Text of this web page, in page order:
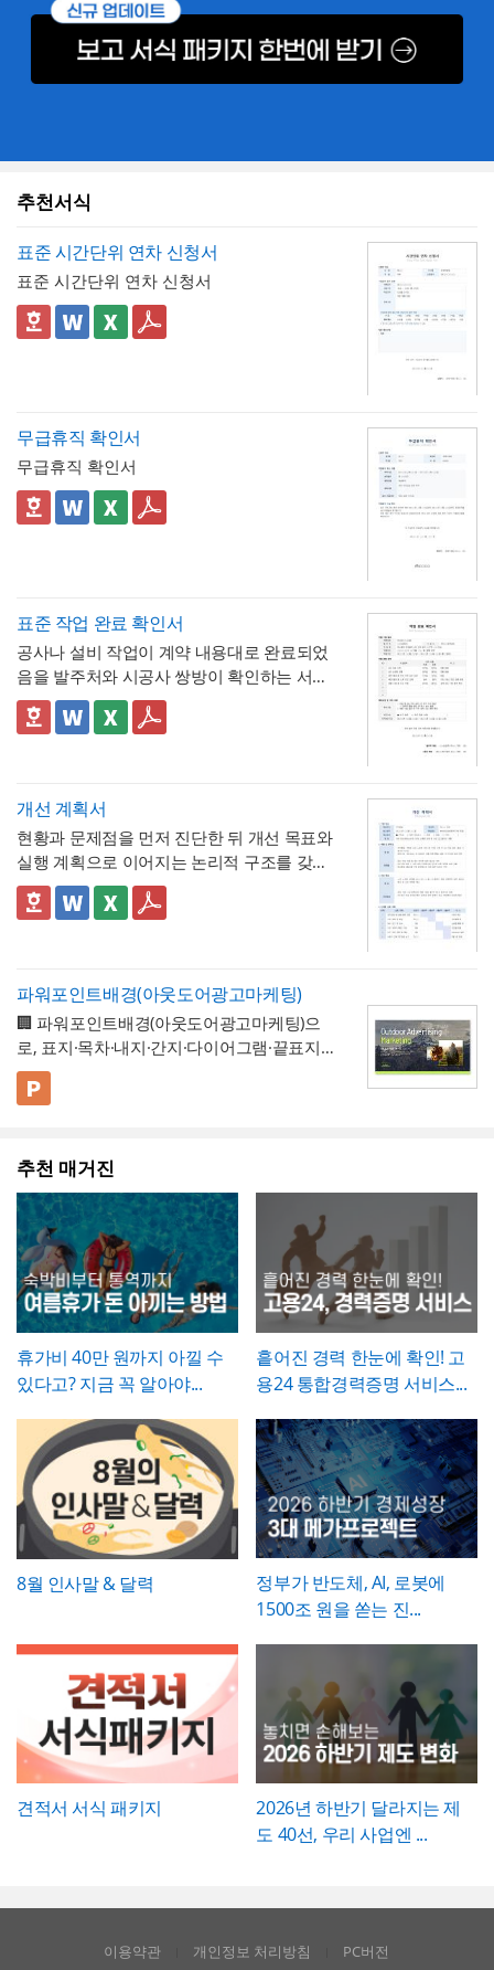
추천서식
표준 시간단위 연차 신청서
표준 시간단위 연차 신청서
무급휴직 확인서
무급휴직 확인서
표준 작업 완료 확인서
공사나 설비 작업이 계약 내용대로 완료되었
음을 발주처와 시공사 쌍방이 확인하는 서식
입니다. 작업항목별로 계획 수량과 완료 수량
을 나란히 대조하고, 하자 여부와 하자보증기
증할 수 있는 것이 특징입니다.
✅ 계획 대비 완료 수량 검증 및 하자 확인 관
다면 반드시 비고란에 그 사유(예 : 설계 변경,
현장 여건상 수량 조정 등)를 구체적으로 기재
해야 하며, 임의로 수량을 맞춰 기재하는 일이
없도록 해야 합니다. 하자여부를 "하자 없
음"으로 확인하는 경우에도 하자보증기간 내
에 새로운 하자가 발견될 수 있으므로, 이 확
두 명확히 인지하고 있어야 합니다.
💡 작성 팁
작업 완료 확인서는계획과 완료의 정확한 대
조가 가장 중요 하므로, 현장 실사를 통해 실제
완료된 개소·수량을 정확히 확인한 뒤 계획 수
고란에 그 사유를 구체적으로 남겨, 나중에 왜
수량 차이가 발생했는지 근거를 확인할 수 있
도록 하는 것이 중요합니다. 특이사항란에는
배선 등)과 그에 대한 처리 결과를 함께 기록
랍니다. 하자여부는 실제 현장 점검 결과에 따
용을 구체적으로 기재해 향후 보수 책임의 근
거로 삼을 수 있도록 하는 것이 좋습니다. 마
지막으로 발주처와 시공사 양측의 서명은 실
제 현장 검수에 참여한 담당자가 직접 하도록
하여, 이 확인서가 형식적 서류가 아니라 실질
적인 검증을 거친 문서로서의 효력을 갖도록
관리하시기 바랍니다.
개선 계획서
현황과 문제점을 먼저 진단한 뒤 개선 목표와
실행 계획으로 이어지는 논리적 구조를 갖춘
업무 개선 보고서입니다. 개선분야를 IT·전산,
업무 프로세스, 안전, 품질 등으로 체크박스
👔 이 서식의 구성 특징
개선 과제를 하나의 표준 양식으로 통일 관리
가능
- 현황 및 문제점 섹션을 현황과 문제점으로
나누어 구성해, 단순 현상 나열이 아니라
개선이 필요한지 논리적 인과관계를 명확히
제시
- 개선 목표와 기대효과를 구분해, 무엇을 이
룰 것인지(목표)와 그 결과 무엇이 좋아지는지
(효과)를 별도로 서술함으로써 보고받는 결재
권자가
- 단계별 실행 계획표에 담당자와 주차별 일정
(0월0주~0월0주)을 매트릭스 형태로 배치해,
측면에서도 함께 검토
💡 작성 팁
개선 계획서는 현황과 문제점을 최대한 구체
적인 수치로 제시하는 것이 설득력의 핵심
입
니다. "노후화되었다", "느리다"처럼 막연한
표현 대신 실제 사용연수, 장애 발생 빈도, 소
요 시간 등 정량적 근거를 제시하면 개선의 필
요성이 훨씬 명확하게 전달됩니다. 개선 목표
는 문제점에서 언급한 리스크가 해소되는 방
향으로 구체적으로 서술하고, 기대효과는 가
능한 한 수치화(업무시간 단축 몇 시간, 만족
도 개선 등)해 목표와의 인과관계가 드러나도
록 작성하는 것이 좋습니다.
파워포인트배경(아웃도어광고마케팅)
🏢 파워포인트배경(아웃도어광고마케팅)으
로, 표지·목차·내지·간지·다이어그램·끝표지로
구성된 비즈니스 프레젠테이션 템플릿입니
다. 블랙 배경과 강렬한 라임그린 포인트 컬러
보를 전달할 수 있도록 디자인되었습니다. 내
지는 깔끔한 그레이 톤으로 정리되어 있어 복
잡한 내용도 가독성 있게 담을 수 있으며, 아
웃도어 광고 마케팅 제안서부터 미디어 매체
소개서, 광고 캠페인 기획안, 브랜드 마케팅
전략서까지 다양한 문서를 보기 쉽게 제작할
수 있습니다. 광고대행사의 옥외광고 매체 소
개, 브랜드의 캠페인 기획 발표, 마케팅 대행
제안, 미디어 플래닝 보고 자료 등 실무에 필
요한 내용을 효과적으로 정리할 수 있으며, 광
광고 업체 등 다양한 분야에서 활용하기 좋습
니다. 특히 임팩트 있고 트렌디한 톤으로 크리
에이티브한 인상을 남겨야 하는 실무자와 기
획자에게 추천하는 템플릿입니다.
💡 사용 꿀팁
케팅 대행 제안서 등으로 다양하게 활용할 수
있습니다.
▪️ 다이어그램 페이지를 활용하면 캠페인 진행
프로세스, 매체 집행 일정, 성과 지표 등을 한
눈에 보기 쉽게 정리할 수 있습니다.
▪️ 문구와 이미지 교체만으로 옥외광고 매체 제
안서, 브랜드 마케팅 전략서, 광고 실적 보고
자료 등 다양한 주제로 응용 가능합니다.
▪️ 블랙&라임그린의 강렬한 컬러 대비 덕분에
발표 자료를 만들 때 감각적이고 임팩트 있는
인상을 남길 수 있습니다.
* 해당 템플릿에 사용된 폰트는 [ Cafe24 PRO
Slim Max ] 입니다.
폰트가 없을 경우 기본 폰트로 보입니다.
* 폰트는 따로 제공되지 않으므로 다운로드
파워포인트 > 배경템플릿 > 비즈니스/금융
배경템플릿 12P
추천 매거진
휴가비 40만 원까지 아낄 수
있다고? 지금 꼭 알아야...
흩어진 경력 한눈에 확인! 고
용24 통합경력증명 서비스...
8월 인사말 & 달력
정부가 반도체, AI, 로봇에
1500조 원을 쏟는 진...
견적서 서식 패키지
2026년 하반기 달라지는 제
도 40선, 우리 사업엔 ...
이용약관 개인정보 처리방침 PC버전